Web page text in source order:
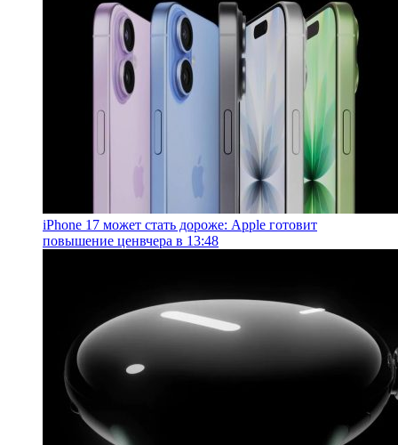
iPhone 17 может стать дороже: Apple готовит
повышение ценвчера в 13:48